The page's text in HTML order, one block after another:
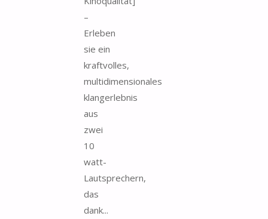
–
Erleben
sie ein
kraftvolles,
multidimensionales
klangerlebnis
aus
zwei
10
watt-
Lautsprechern,
das
dank...